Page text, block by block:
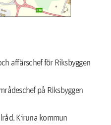
affärschef för Riksbyggen
på Riksbyggen
Kiruna kommun